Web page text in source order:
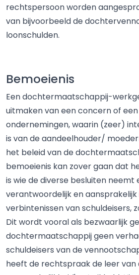
rechtspersoon worden
van bijvoorbeeld de
loonschulden.
Bemoeienis
Een dochtermaatschappij-
uitmaken van een concern of
ondernemingen, waarin (zeer)
is van de aandeelhouder/
het beleid van de
bemoeienis kan zover gaan dat
is wie de diverse besluiten neemt
verantwoordelijk en aansprakelijk
verbintenissen van schuldeisers,
Dit wordt vooral als bezwaarlijk
dochtermaatschappij geen
schuldeisers van de
heeft de rechtspraak de leer van